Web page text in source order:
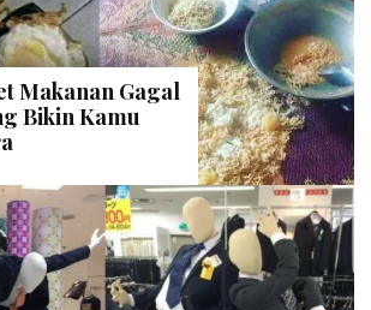
Makanan Gagal
Bikin Kamu